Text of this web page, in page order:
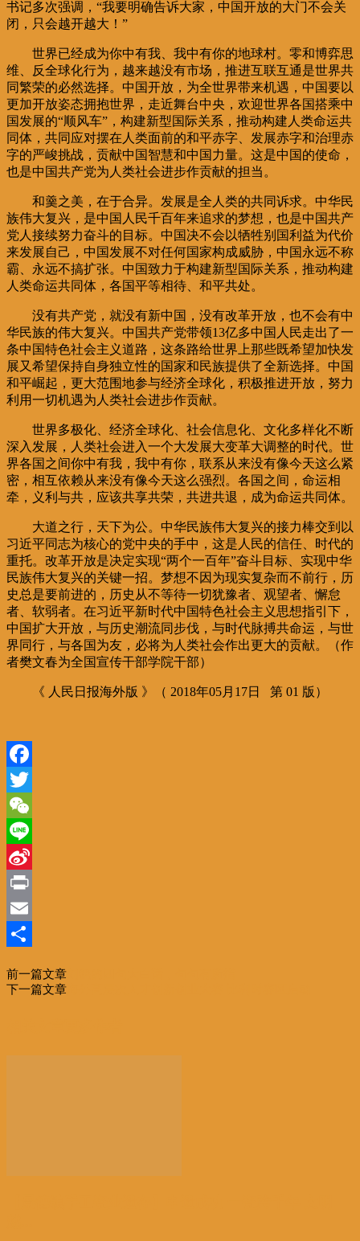
书记多次强调，“我要明确告诉大家，中国开放的大门不会关
闭，只会越开越大！”
世界已经成为你中有我、我中有你的地球村。零和博弈思
维、反全球化行为，越来越没有市场，推进互联互通是世界共
同繁荣的必然选择。中国开放，为全世界带来机遇，中国要以
更加开放姿态拥抱世界，走近舞台中央，欢迎世界各国搭乘中
国发展的“顺风车”，构建新型国际关系，推动构建人类命运共
同体，共同应对摆在人类面前的和平赤字、发展赤字和治理赤
字的严峻挑战，贡献中国智慧和中国力量。这是中国的使命，
也是中国共产党为人类社会进步作贡献的担当。
和羹之美，在于合异。发展是全人类的共同诉求。中华民
族伟大复兴，是中国人民千百年来追求的梦想，也是中国共产
党人接续努力奋斗的目标。中国决不会以牺牲别国利益为代价
来发展自己，中国发展不对任何国家构成威胁，中国永远不称
霸、永远不搞扩张。中国致力于构建新型国际关系，推动构建
人类命运共同体，各国平等相待、和平共处。
没有共产党，就没有新中国，没有改革开放，也不会有中
华民族的伟大复兴。中国共产党带领13亿多中国人民走出了一
条中国特色社会主义道路，这条路给世界上那些既希望加快发
展又希望保持自身独立性的国家和民族提供了全新选择。中国
和平崛起，更大范围地参与经济全球化，积极推进开放，努力
利用一切机遇为人类社会进步作贡献。
世界多极化、经济全球化、社会信息化、文化多样化不断
深入发展，人类社会进入一个大发展大变革大调整的时代。世
界各国之间你中有我，我中有你，联系从来没有像今天这么紧
密，相互依赖从来没有像今天这么强烈。各国之间，命运相
牵，义利与共，应该共享共荣，共进共退，成为命运共同体。
大道之行，天下为公。中华民族伟大复兴的接力棒交到以
习近平同志为核心的党中央的手中，这是人民的信任、时代的
重托。改革开放是决定实现“两个一百年”奋斗目标、实现中华
民族伟大复兴的关键一招。梦想不因为现实复杂而不前行，历
史总是要前进的，历史从不等待一切犹豫者、观望者、懈怠
者、软弱者。在习近平新时代中国特色社会主义思想指引下，
中国扩大开放，与历史潮流同步伐，与时代脉搏共命运，与世
界同行，与各国为友，必将为人类社会作出更大的贡献。（作
者樊文春为全国宣传干部学院干部）
《 人民日报海外版 》（ 2018年05月17日 第 01 版）
Facebook
Twitter
WeChat
Line
Sina
Weibo
Print
Email
享
前一篇文章
下一篇文章